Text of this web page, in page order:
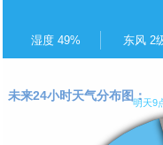
湿度 49% 东风 2